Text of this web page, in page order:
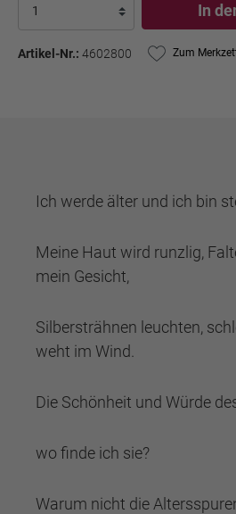
In
Artikel-Nr.: 4602800 Zum
Ich werde älter und ich bin
Meine Haut wird runzlig,
mein Gesicht,
Silbersträhnen leuchten,
weht im Wind.
Die Schönheit und Würde
wo finde ich sie?
Warum nicht die